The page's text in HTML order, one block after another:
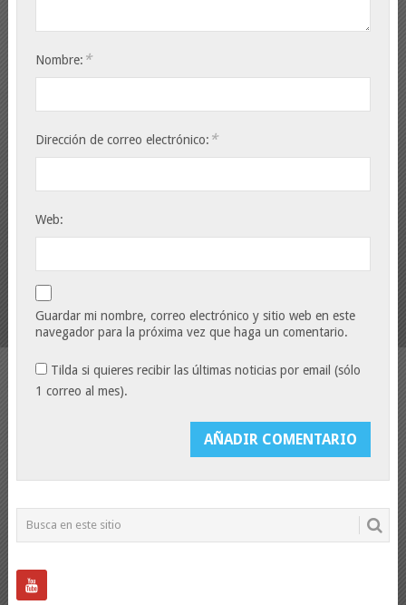
Nombre: *
Dirección de correo electrónico: *
Web:
Guardar mi nombre, correo electrónico y sitio web en este
navegador para la próxima vez que haga un comentario.
Tilda si quieres recibir las últimas noticias por email (sólo
1 correo al mes).